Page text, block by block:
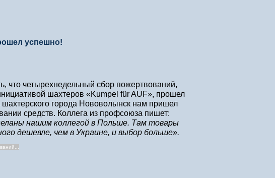
успешно!
что четырехнедельный сбор пожертвований,
шахтеров «Kumpel für AUF», прошел
города Нововолынск нам пришел
средств. Коллега из профсоюза пишет:
нашим коллегой в Польше. Там товары
дешевле, чем в Украине, и выбор больше».